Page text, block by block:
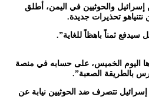
إسرائيل والحوثيين في اليمن، أطلق
نتنياهو تحذيرات جديدة.
ثمناً باهظاً للغاية”.
اليوم الخميس، على حسابه في منصة
بالطريقة الصعبة”.
إسرائيل تتصرف ضد الحوثيين نيابة عن